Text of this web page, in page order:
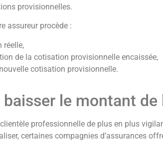
provisionnelles.
assureur procède :
réelle,
de la cotisation provisionnelle encaissée,
cotisation provisionnelle.
le montant de
professionnelle de plus en plus
certaines compagnies d’assurances